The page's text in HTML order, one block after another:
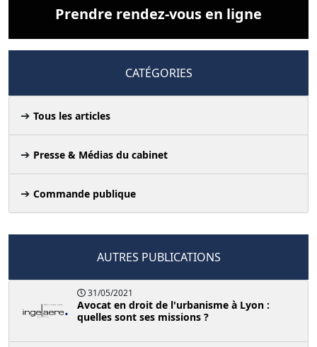
Prendre rendez-vous en ligne
CATÉGORIES
Tous les articles
Presse & Médias du cabinet
Commande publique
AUTRES PUBLICATIONS
31/05/2021
Avocat en droit de l'urbanisme à Lyon :
quelles sont ses missions ?